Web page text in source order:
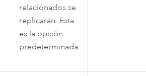
relacionados se
replicarán. Esta
es la opción
predeterminada.